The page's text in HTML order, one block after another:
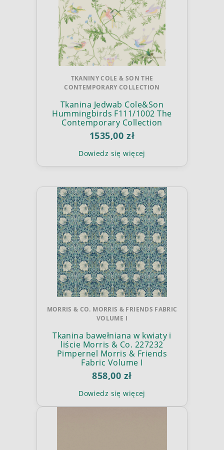
TKANINY COLE & SON THE
CONTEMPORARY COLLECTION
Tkanina Jedwab Cole&Son
Hummingbirds F111/1002 The
Contemporary Collection
1535,00 zł
Dowiedz się więcej
MORRIS & CO. MORRIS & FRIENDS FABRIC
VOLUME I
Tkanina bawełniana w kwiaty i
liście Morris & Co. 227232
Pimpernel Morris & Friends
Fabric Volume I
858,00 zł
Dowiedz się więcej